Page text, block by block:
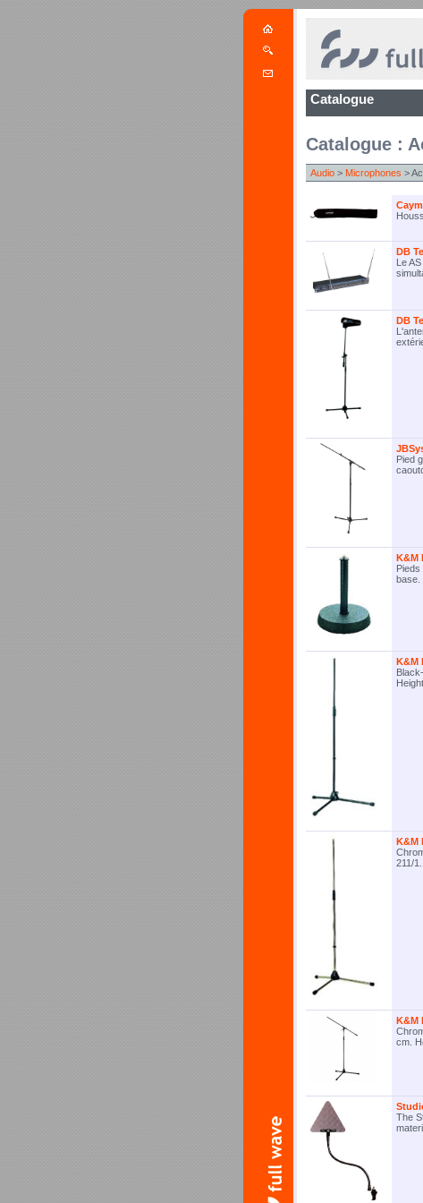
Catalogue :
Audio > Microphones >
DB
Le
DB
Pied
K&M
base.
K&M
K&M
211/
K&M
cm.
The
Catalogue